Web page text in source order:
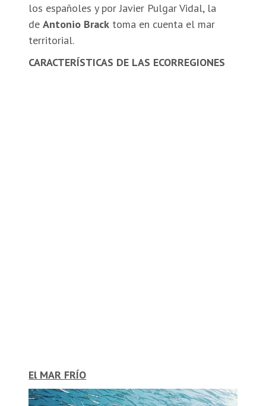
los españoles y por Javier Pulgar Vidal, la
deAntonio Brack toma en cuenta el mar
territorial.
CARACTERÍSTICAS DE LAS ECORREGIONES
El MAR FRÍO